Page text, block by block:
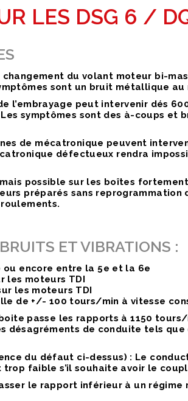
LES DSG 6 /
changement du volant moteur bi-
sont un bruit métallique au
l’embrayage peut intervenir dés
symptômes sont des à-coups et
de mécatronique peuvent
défectueux rendra
possible sur les boîtes
préparés sans reprogrammation
ET VIBRATIONS :
encore entre la 5e et la 6e
les moteurs TDI
les moteurs TDI
de +/- 100 tours/min à vitesse
passe les rapports à 1150
désagréments de conduite tels
du défaut ci-dessus) : Le
faible s’il souhaite avoir le
le rapport inférieur à un